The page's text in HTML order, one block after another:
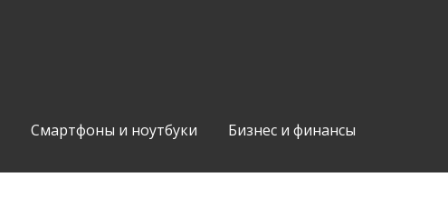
Смартфоны и ноутбуки Бизнес и финансы